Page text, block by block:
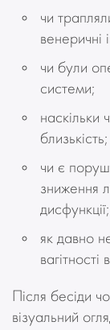
чи
венеричні
чи були
системи;
наскільки
близькість;
чи є
зниження
дисфункції;
як давно
Після бесіди
візуальний